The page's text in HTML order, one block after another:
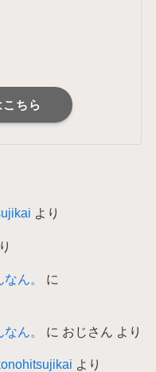
ちら
より
ん。
に
ん。 に おじさん より
より